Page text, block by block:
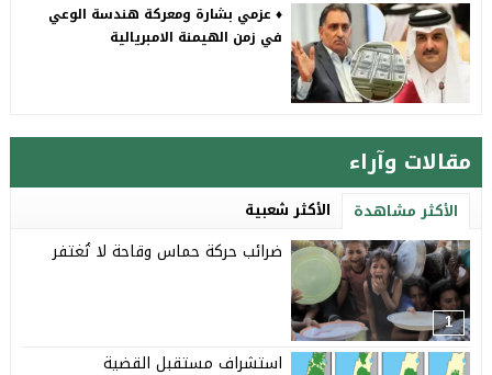
♦️ عزمي بشارة ومعركة هندسة الوعي
في زمن الهيمنة الامبريالية
مقالات وآراء
الأكثر مشاهدة الأكثر شعبية
1
ضرائب حركة حماس وقاحة لا تُغتفر
استشراف مستقبل القضية